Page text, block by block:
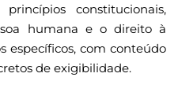
constitucionais,
humana e o direito à
específicos, com conteúdo
de exigibilidade.